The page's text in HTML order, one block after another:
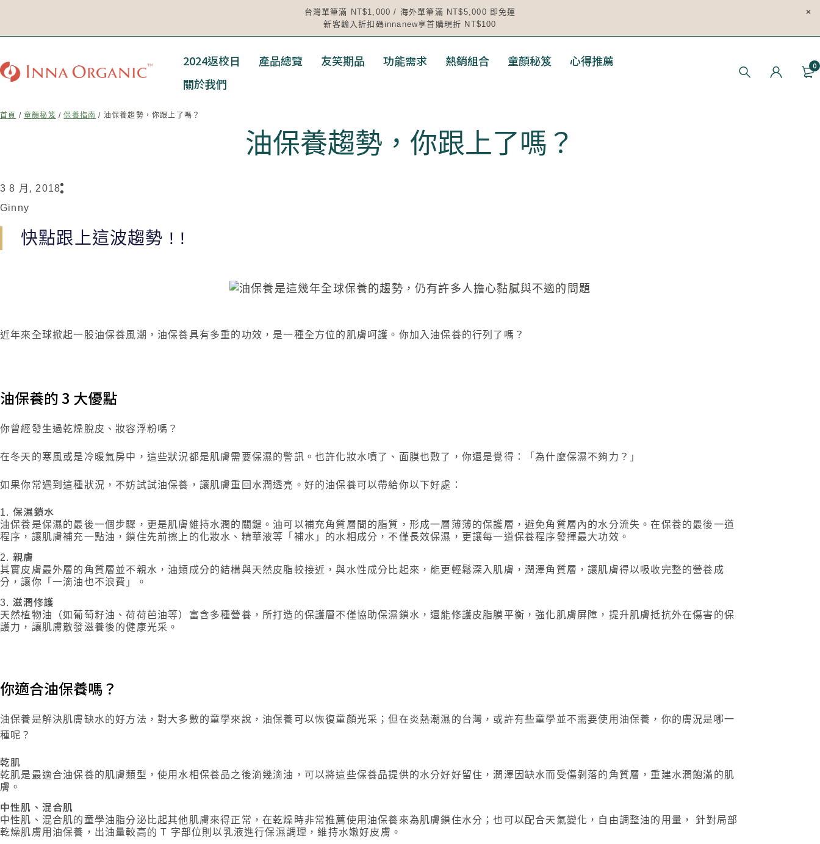
台灣單筆滿 NT$1,000 / 海外單筆滿 NT$5,000 即免運
新客輸入折扣碼innanew享首購現折 NT$100
2024返校日 產品總覽 友笑期品 功能需求 熱銷組合 童顏秘笈
心得推薦
關於我們
0
首頁 /童顏秘笈 /保養指南 / 油保養趨勢，你跟上了嗎？
油保養趨勢，你跟上了嗎？
3 8 月, 2018
Ginny
快點跟上這波趨勢 ! !
近年來全球掀起一股油保養風潮，油保養具有多重的功效，是一種全方位的肌膚呵護。你加入油保養的行列了嗎？
油保養的 3 大優點
你曾經發生過乾燥脫皮、妝容浮粉嗎？
在冬天的寒風或是冷暖氣房中，這些狀況都是肌膚需要保濕的警訊。也許化妝水噴了、面膜也敷了，你還是覺得：「為什麼保濕不夠力？」
如果你常遇到這種狀況，不妨試試油保養，讓肌膚重回水潤透亮。好的油保養可以帶給你以下好處：
保濕鎖水
油保養是保濕的最後一個步驟，更是肌膚維持水潤的關鍵。油可以補充角質層間的脂質，形成一層薄薄的保護層，避免角質層內的水分流失。在保養的最後一道
程序，讓肌膚補充一點油，鎖住先前擦上的化妝水、精華液等「補水」的水相成分，不僅長效保濕，更讓每一道保養程序發揮最大功效。
親膚
其實皮膚最外層的角質層並不親水，油類成分的結構與天然皮脂較接近，與水性成分比起來，能更輕鬆深入肌膚，潤澤角質層，讓肌膚得以吸收完整的營養成
分，讓你「一滴油也不浪費」。
滋潤修護
天然植物油（如葡萄籽油、荷荷芭油等）富含多種營養，所打造的保護層不僅協助保濕鎖水，還能修護皮脂膜平衡，強化肌膚屏障，提升肌膚抵抗外在傷害的保
護力，讓肌膚散發滋養後的健康光采。
你適合油保養嗎？
油保養是解決肌膚缺水的好方法，對大多數的童學來說，油保養可以恢復童顏光采；但在炎熱潮濕的台灣，或許有些童學並不需要使用油保養，你的膚況是哪一
種呢？
乾肌
乾肌是最適合油保養的肌膚類型，使用水相保養品之後滴幾滴油，可以將這些保養品提供的水分好好留住，潤澤因缺水而受傷剝落的角質層，重建水潤飽滿的肌
膚。
中性肌、混合肌
中性肌、混合肌的童學油脂分泌比起其他肌膚來得正常，在乾燥時非常推薦使用油保養來為肌膚鎖住水分；也可以配合天氣變化，自由調整油的用量， 針對局部
乾燥肌膚用油保養，出油量較高的 T 字部位則以乳液進行保濕調理，維持水嫩好皮膚。